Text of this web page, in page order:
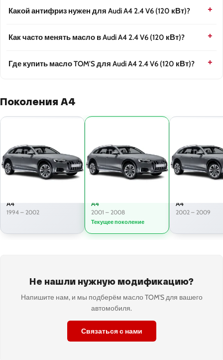
Какой антифриз нужен для Audi A4 2.4 V6 (120 кВт)?
Как часто менять масло в Audi A4 2.4 V6 (120 кВт)?
Где купить масло TOM'S для Audi A4 2.4 V6 (120 кВт)?
Поколения A4
A4
1994 – 2002
A4
2001 – 2008
Текущее поколение
A4
2002 – 2009
Не нашли нужную модификацию?
Напишите нам, и мы подберём масло TOM'S для вашего
автомобиля.
Связаться с нами